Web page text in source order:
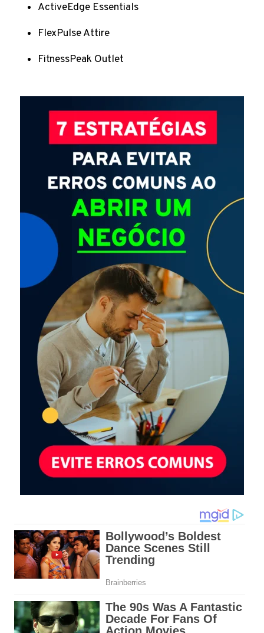
ActiveEdge Essentials
FlexPulse Attire
FitnessPeak Outlet